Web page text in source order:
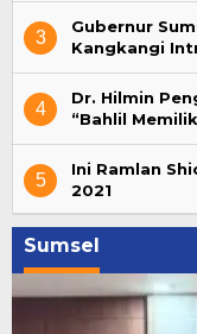
3
Gubernur
Kangkangi
4
Dr. Hilmin
“Bahlil
5
Ini Ramlan
2021
Sumsel